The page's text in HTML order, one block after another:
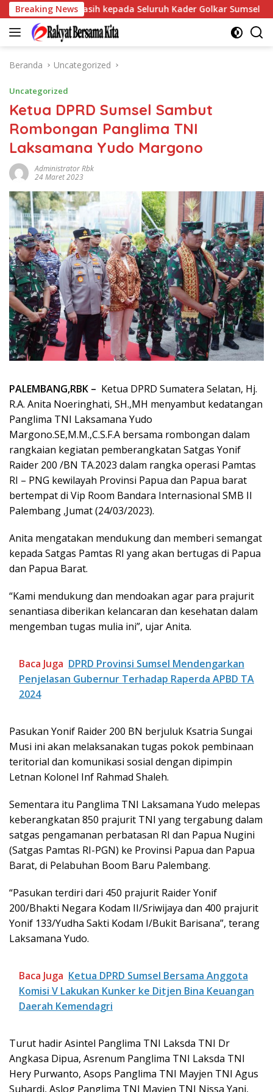
Langsung
ke
konten
Breaking News
Terima Kasih kepada Seluruh Kader Golkar Sumsel
Beranda Uncategorized
Uncategorized
Ketua DPRD Sumsel Sambut
Rombongan Panglima TNI
Laksamana Yudo Margono
Administrator Rbk
24 Maret 2023
­PALEMBANG,RBK – Ketua DPRD Sumatera Selatan, Hj.
R.A. Anita Noeringhati, SH.,MH menyambut kedatangan
Panglima TNI Laksamana Yudo
Margono.SE,M.M.,C.S.F.A bersama rombongan dalam
rangkaian kegiatan pemberangkatan Satgas Yonif
Raider 200 /BN TA.2023 dalam rangka operasi Pamtas
RI – PNG kewilayah Provinsi Papua dan Papua barat
bertempat di Vip Room Bandara Internasional SMB II
Palembang ,Jumat (24/03/2023).
Anita mengatakan mendukung dan memberi semangat
kepada Satgas Pamtas RI yang akan bertugas di Papua
dan Papua Barat.
“Kami mendukung dan mendoakan agar para prajurit
senantiasa diberikan kelancaran dan kesehatan dalam
mengemban tugas mulia ini”, ujar Anita.
Baca Juga DPRD Provinsi Sumsel Mendengarkan
Penjelasan Gubernur Terhadap Raperda APBD TA
2024
Pasukan Yonif Raider 200 BN berjuluk Ksatria Sungai
Musi ini akan melaksanakan tugas pokok pembinaan
teritorial dan komunikasi sosial dengan dipimpin
Letnan Kolonel Inf Rahmad Shaleh.
Sementara itu Panglima TNI Laksamana Yudo melepas
keberangkatan 850 prajurit TNI yang tergabung dalam
satgas pengamanan perbatasan RI dan Papua Nugini
(Satgas Pamtas RI-PGN) ke Provinsi Papua dan Papua
Barat, di Pelabuhan Boom Baru Palembang.
“Pasukan terdiri dari 450 prajurit Raider Yonif
200/Bhakti Negara Kodam II/Sriwijaya dan 400 prajurit
Yonif 133/Yudha Sakti Kodam I/Bukit Barisana”, terang
Laksamana Yudo.
Baca Juga Ketua DPRD Sumsel Bersama Anggota
Komisi V Lakukan Kunker ke Ditjen Bina Keuangan
Daerah Kemendagri
Turut hadir Asintel Panglima TNI Laksda TNI Dr
Angkasa Dipua, Asrenum Panglima TNI Laksda TNI
Hery Purwanto, Asops Panglima TNI Mayjen TNI Agus
Suhardi, Aslog Panglima TNI Mayjen TNI Nissa Yani,